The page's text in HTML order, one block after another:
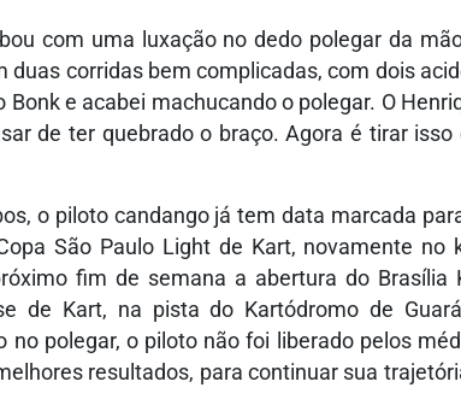
com uma luxação no dedo polegar da
duas corridas bem complicadas, com dois
Bonk e acabei machucando o polegar. O
de ter quebrado o braço. Agora é tirar
o piloto candango já tem data marcada
São Paulo Light de Kart, novamente no
fim de semana a abertura do Brasília
de Kart, na pista do Kartódromo de
no polegar, o piloto não foi liberado pelos
resultados, para continuar sua